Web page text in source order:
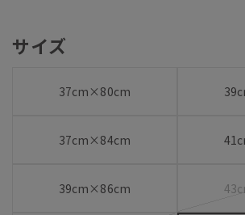
サイズ
37cm×80cm
37cm×84cm
39cm×86cm